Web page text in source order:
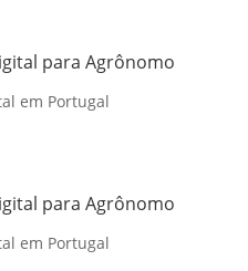
para Agrônomo
em Portugal
para Agrônomo
em Portugal